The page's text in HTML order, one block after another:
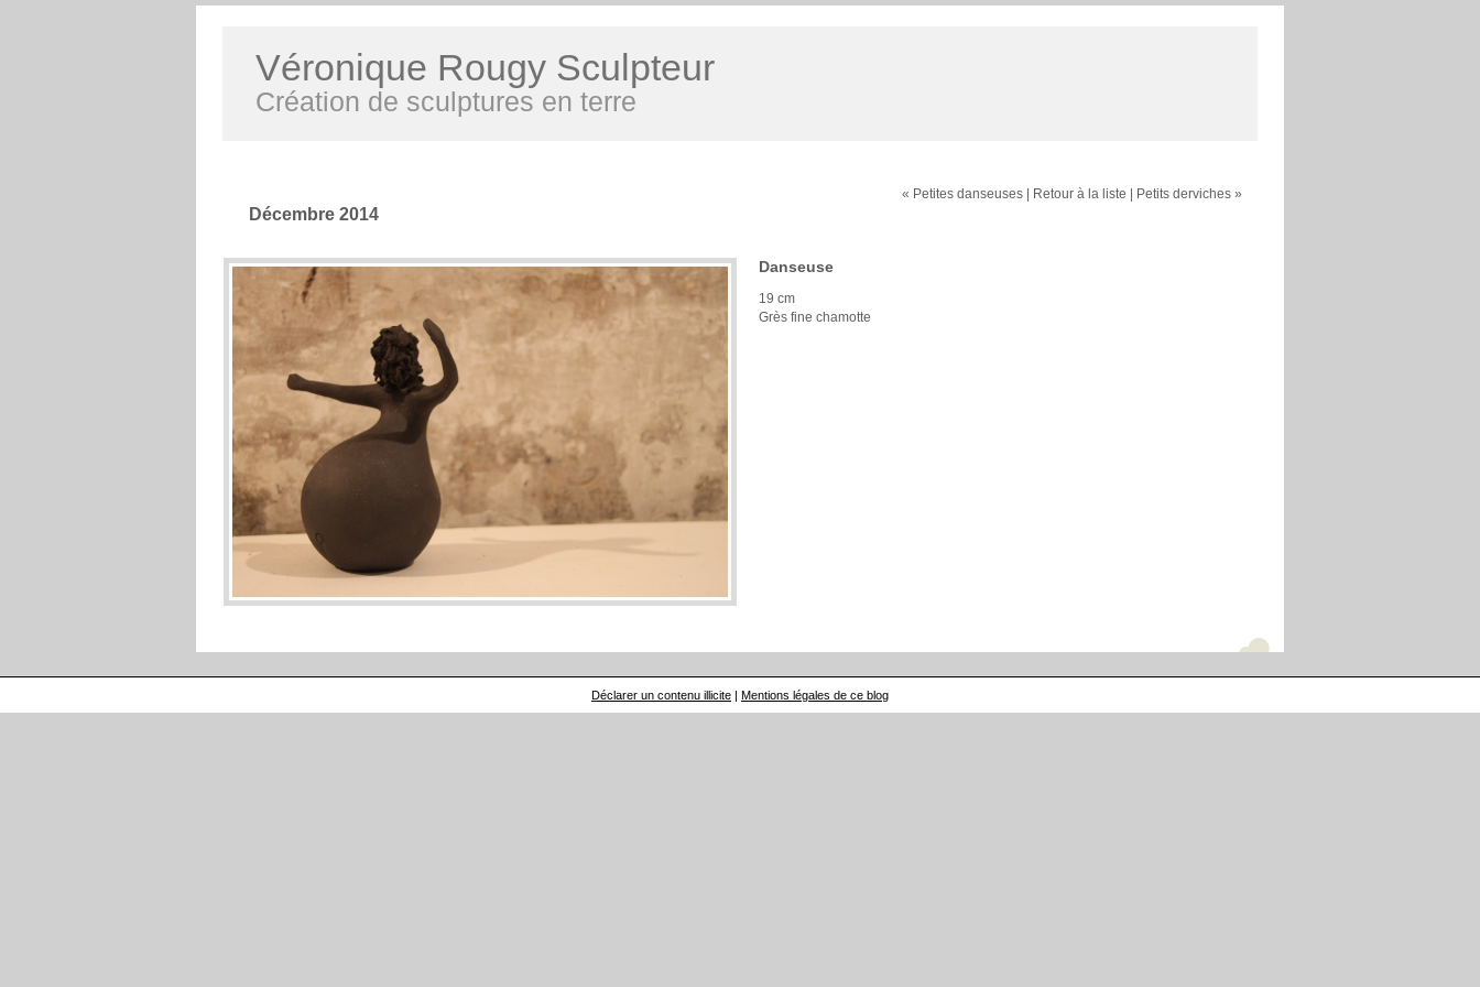
Véronique Rougy Sculpteur
Création de sculptures en terre
« Petites danseuses Retour à la liste Petits derviches »
Décembre 2014
Danseuse
19 cm
Grès fine chamotte
Déclarer un contenu illicite | Mentions légales de ce blog